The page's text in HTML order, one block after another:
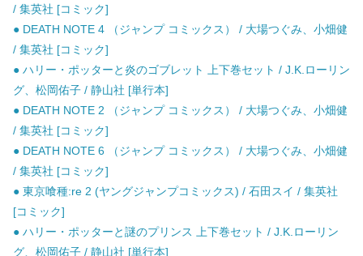
/ 集英社 [コミック]
● DEATH NOTE 4 （ジャンプ コミックス） / 大場つぐみ、小畑健
/ 集英社 [コミック]
● ハリー・ポッターと炎のゴブレット 上下巻セット / J.K.ローリン
グ、松岡佑子 / 静山社 [単行本]
● DEATH NOTE 2 （ジャンプ コミックス） / 大場つぐみ、小畑健
/ 集英社 [コミック]
● DEATH NOTE 6 （ジャンプ コミックス） / 大場つぐみ、小畑健
/ 集英社 [コミック]
● 東京喰種:re 2 (ヤングジャンプコミックス) / 石田スイ / 集英社
[コミック]
● ハリー・ポッターと謎のプリンス 上下巻セット / J.K.ローリン
グ、松岡佑子 / 静山社 [単行本]